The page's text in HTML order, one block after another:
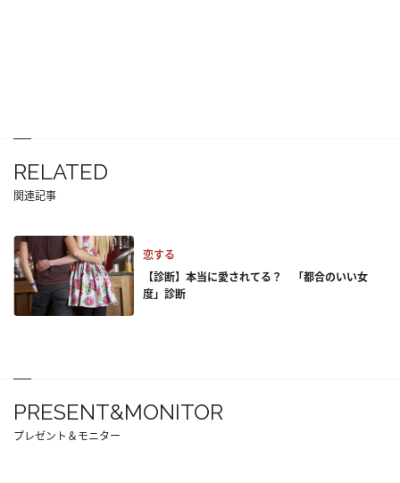
RELATED
関連記事
恋する
【診断】本当に愛されてる？ 「都合のいい女
度」診断
PRESENT&MONITOR
プレゼント＆モニター